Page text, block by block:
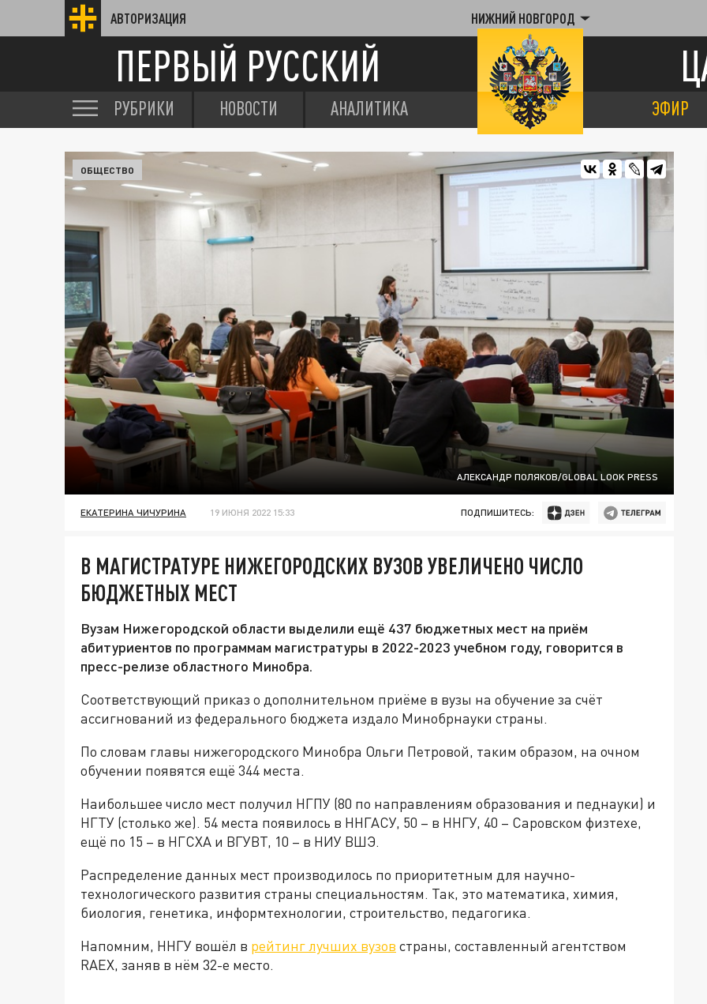
АВТОРИЗАЦИЯ НИЖНИЙ НОВГОРОД
ПЕРВЫЙ РУССКИЙ
РУБРИКИ НОВОСТИ АНАЛИТИКА ЭФИР
АЛЕКСАНДР ПОЛЯКОВ/GLOBAL LOOK PRESS
ОБЩЕСТВО
ЕКАТЕРИНА ЧИЧУРИНА 19 ИЮНЯ 2022 15:33 ПОДПИШИТЕСЬ:
В МАГИСТРАТУРЕ НИЖЕГОРОДСКИХ ВУЗОВ УВЕЛИЧЕНО ЧИСЛО
БЮДЖЕТНЫХ МЕСТ
Вузам Нижегородской области выделили ещё 437 бюджетных мест на приём
абитуриентов по программам магистратуры в 2022-2023 учебном году, говорится в
пресс-релизе областного Минобра.
Соответствующий приказ о дополнительном приёме в вузы на обучение за счёт
ассигнований из федерального бюджета издало Минобрнауки страны.
По словам главы нижегородского Минобра Ольги Петровой, таким образом, на очном
обучении появятся ещё 344 места.
Наибольшее число мест получил НГПУ (80 по направлениям образования и педнауки) и
НГТУ (столько же). 54 места появилось в ННГАСУ, 50 – в ННГУ, 40 – Саровском физтехе,
ещё по 15 – в НГСХА и ВГУВТ, 10 – в НИУ ВШЭ.
Распределение данных мест производилось по приоритетным для научно-
технологического развития страны специальностям. Так, это математика, химия,
биология, генетика, информтехнологии, строительство, педагогика.
Напомним, ННГУ вошёл в рейтинг лучших вузов страны, составленный агентством
RAEX, заняв в нём 32-е место.